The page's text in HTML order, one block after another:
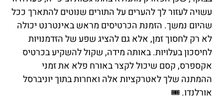
עשויה לעזור לך להערים על התורים שנוטים להתארך ככל
שהיום נמשך. הזמנת הכרטיסים מראש באינטרנט יכולה
לא רק לחסוך זמן, אלא גם להציג שפע של הזדמנויות
לחיסכון בעלויות. באותה מידה, שקול להשקיע בכרטיס
אקספרס, קסם שיכול לקצר באורח פלא את זמני
ההמתנה שלך לאטרקציות אלה ואחרות בתוך יוניברסל
אורלנדו. 🎟️